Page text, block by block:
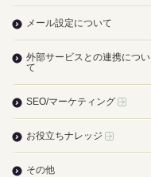
メール設定について
外部サービスとの連携につい
て
SEO/マーケティング
お役立ちナレッジ
その他